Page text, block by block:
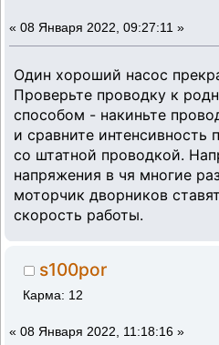
« 08 Января 2022, 09:27:11 »
Один хороший насос
Проверьте проводку к
способом - накиньте
и сравните интенсивность
со штатной проводкой.
напряжения в чя многие
моторчик дворников
скорость работы.
s100por
Карма: 12
« 08 Января 2022, 11:18:16 »